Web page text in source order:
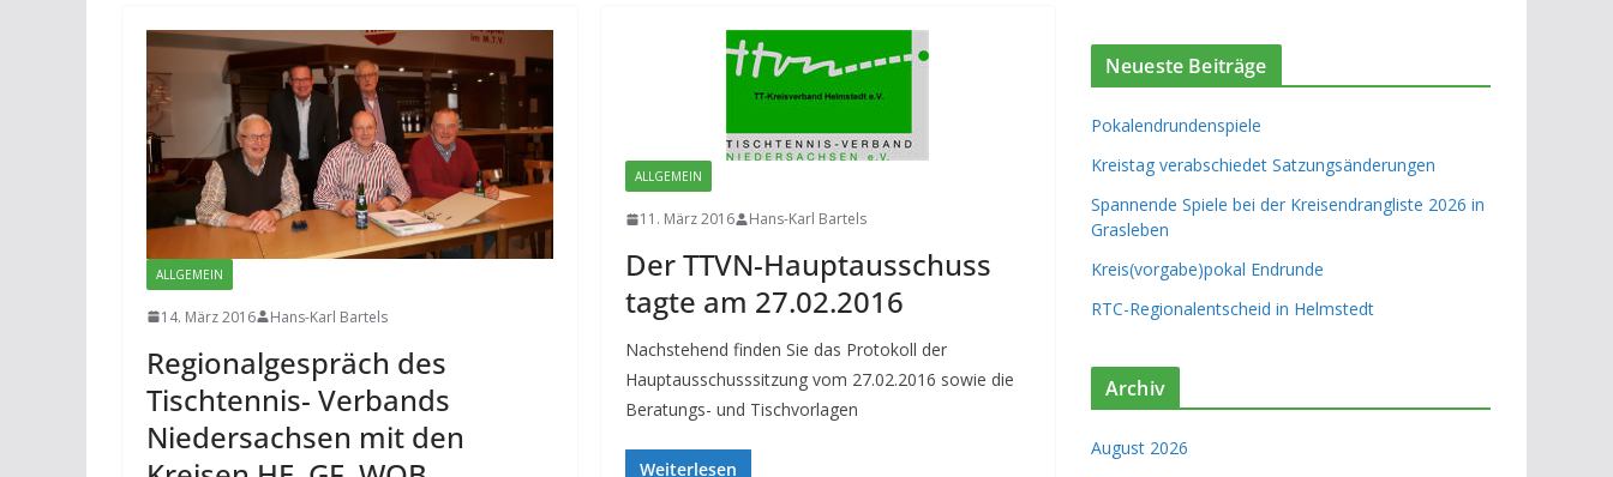
ALLGEMEIN
14. März 2016 Hans-Karl Bartels
Regionalgespräch des
Tischtennis- Verbands
Niedersachsen mit den
ALLGEMEIN
11. März 2016 Hans-Karl Bartels
Der TTVN-Hauptausschuss
tagte am 27.02.2016
Nachstehend finden Sie das Protokoll der
Hauptausschusssitzung vom 27.02.2016 sowie die
Beratungs- und Tischvorlagen
Weiterlesen
Neueste Beiträge
Pokalendrundenspiele
Kreistag verabschiedet Satzungsänderungen
Spannende Spiele bei der Kreisendrangliste 2026 in
Grasleben
Kreis(vorgabe)pokal Endrunde
RTC-Regionalentscheid in Helmstedt
Archiv
August 2026